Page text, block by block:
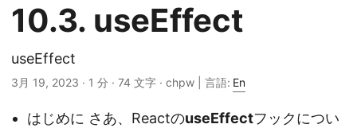
10.3. useEffect
useEffect
3月 19, 2023 · 1 分 · 74 文字 · chpw | 言語: En
はじめに さあ、ReactのuseEffectフックについ